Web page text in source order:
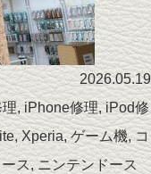
2026.05.19
,iPhone修理,iPod修
,Xperia,ゲーム機,コ
ス, ニンテンドース